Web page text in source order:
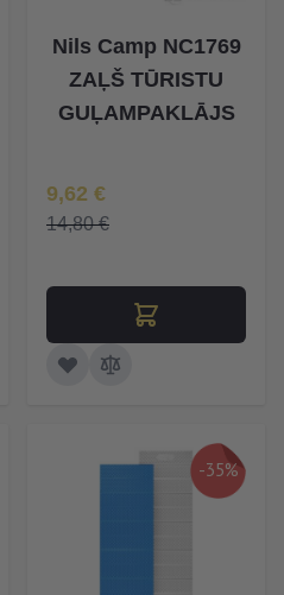
Nils Camp NC1769
ZAĻŠ TŪRISTU
GUĻAMPAKLĀJS
Īpaša Cena
9,62 €
14,80 €
-35%